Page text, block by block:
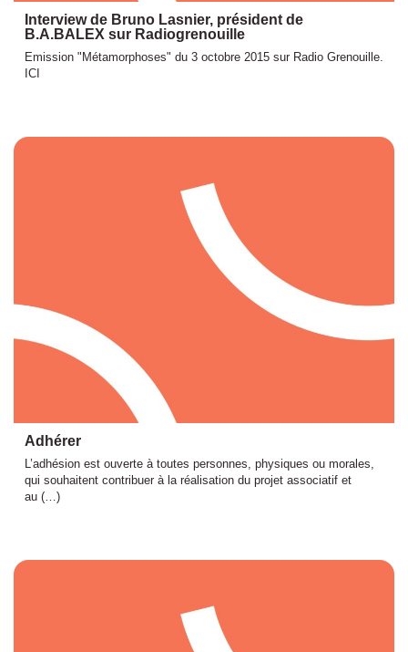
Interview de Bruno Lasnier, président de
B.A.BALEX sur Radiogrenouille
Emission "Métamorphoses" du 3 octobre 2015 sur Radio Grenouille.
ICI
Adhérer
L’adhésion est ouverte à toutes personnes, physiques ou morales,
qui souhaitent contribuer à la réalisation du projet associatif et
au (…)